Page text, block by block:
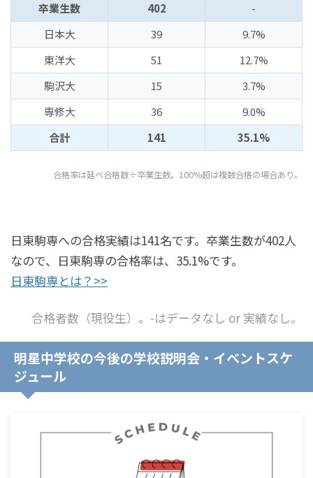
卒業生数 402
-
日本大
39
9.7%
東洋大
51
12.7%
駒沢大
15
3.7%
専修大
36
9.0%
合計
141 35.1%
合格率は延べ合格数÷卒業生数。100%超は複数合格の場合あり。
日東駒専への合格実績は141名です。卒業生数が402人
なので、日東駒専の合格率は、35.1%です。
日東駒専とは？>>
合格者数（現役生）。-はデータなし or 実績なし。
明星中学校の今後の学校説明会・イベントスケ
ジュール